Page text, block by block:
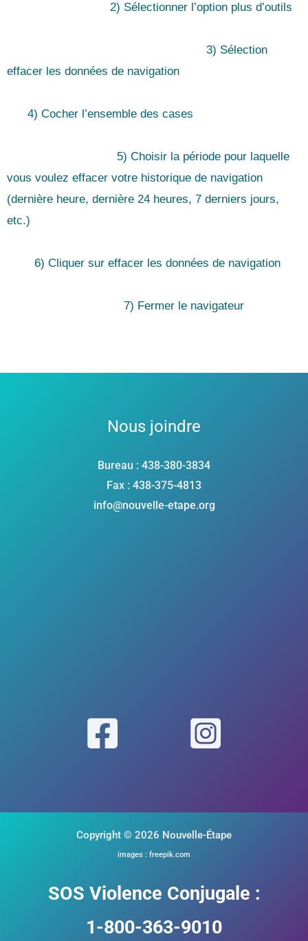
2) Sélectionner l’option plus d’outils
3) Sélection
effacer les données de navigation
4) Cocher l’ensemble des cases
5) Choisir la période pour laquelle
vous voulez effacer votre historique de navigation
(dernière heure, dernière 24 heures, 7 derniers jours,
etc.)
6) Cliquer sur effacer les données de navigation
7) Fermer le navigateur
Nous joindre
Bureau : 438-380-3834
Fax : 438-375-4813
info@nouvelle-etape.org
Copyright © 2026 Nouvelle-Étape
images : freepik.com
SOS Violence Conjugale :
1-800-363-9010